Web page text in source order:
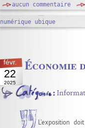
aucun commentaire
numérique ubique
févr.
22
2025
Économie
L’exposition